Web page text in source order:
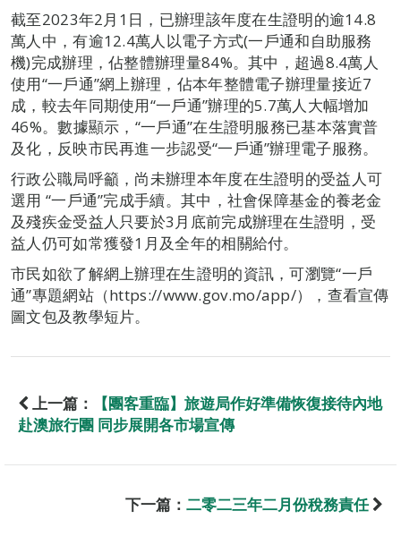
截至2023年2月1日，已辦理該年度在生證明的逾14.8
萬人中，有逾12.4萬人以電子方式(一戶通和自助服務
機)完成辦理，佔整體辦理量84%。其中，超過8.4萬人
使用“一戶通”網上辦理，佔本年整體電子辦理量接近7
成，較去年同期使用“一戶通”辦理的5.7萬人大幅增加
46%。數據顯示，“一戶通”在生證明服務已基本落實普
及化，反映市民再進一步認受“一戶通”辦理電子服務。
行政公職局呼籲，尚未辦理本年度在生證明的受益人可
選用 “一戶通”完成手續。其中，社會保障基金的養老金
及殘疾金受益人只要於3月底前完成辦理在生證明，受
益人仍可如常獲發1月及全年的相關給付。
市民如欲了解網上辦理在生證明的資訊，可瀏覽“一戶
通”專題網站（https://www.gov.mo/app/），查看宣傳
圖文包及教學短片。
上一篇：
【團客重臨】旅遊局作好準備恢復接待內地
赴澳旅行團 同步展開各市場宣傳
下一篇： 二零二三年二月份稅務責任